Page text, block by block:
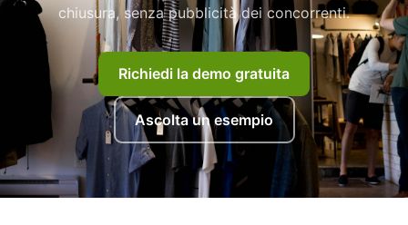
chiusura, senza pubblicità dei concorrenti.
Richiedi la demo gratuita
Ascolta un esempio